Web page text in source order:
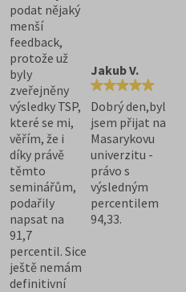
podat nějaký
menší
feedback,
protože už
byly
zveřejněny
výsledky TSP,
které se mi,
věřím, že i
díky právě
těmto
seminářům,
podařily
napsat na
91,7
percentil. Sice
ještě nemám
definitivní
Jakub V.
Dobrý den,byl
jsem přijat na
Masarykovu
univerzitu -
právo s
výsledným
percentilem
94,33.